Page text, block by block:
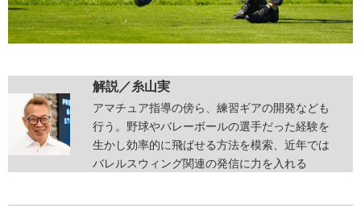
解説／糸山実
アマチュア指導の傍ら、練習ギアの開発なども
行う。野球やバレーボールの選手だった経験を
生かし効率的に飛ばせる方法を模索、近年では
バレルスウィング関連の発信に力を入れる